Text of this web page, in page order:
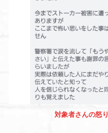
対象者さんの怒り